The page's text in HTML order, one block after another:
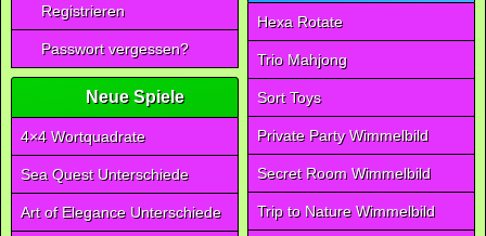
Registrieren
Passwort vergessen?
Neue Spiele
4×4 Wortquadrate
Sea Quest Unterschiede
Art of Elegance Unterschiede
Hexa Rotate
Trio Mahjong
Sort Toys
Private Party Wimmelbild
Secret Room Wimmelbild
Trip to Nature Wimmelbild